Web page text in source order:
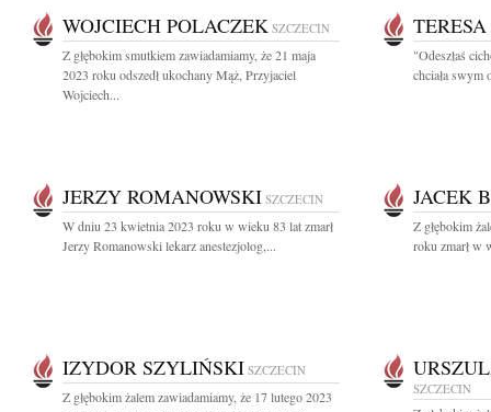
WOJCIECH POLACZEK SZCZECIN
Z głębokim smutkiem zawiadamiamy, że 21 maja
2023 roku odszedł ukochany Mąż, Przyjaciel
Wojciech...
"Odeszłaś
chciała swym
JERZY ROMANOWSKI SZCZECIN
W dniu 23 kwietnia 2023 roku w wieku 83 lat zmarł
Jerzy Romanowski lekarz anestezjolog,...
JACEK
Z głębokim
roku zmarł w
IZYDOR SZYLIŃSKI SZCZECIN
Z głębokim żalem zawiadamiamy, że 17 lutego 2023
SZCZECIN